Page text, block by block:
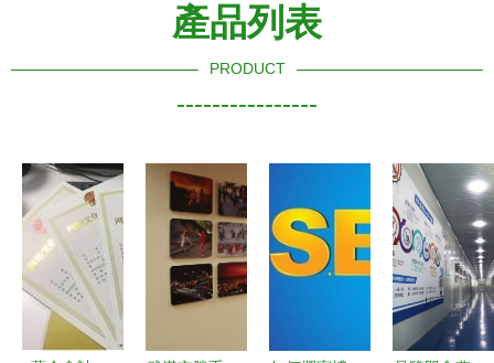
產品列表
PRODUCT
----------------